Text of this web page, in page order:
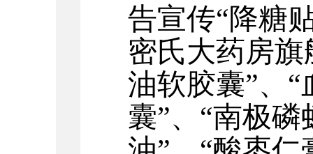
告宣传“降糖
密氏大药房旗
油软胶囊”、 “
囊”、 “南极磷